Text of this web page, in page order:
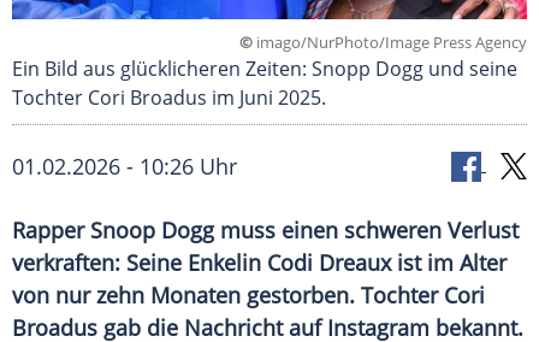
© imago/NurPhoto/Image Press Agency
Ein Bild aus glücklicheren Zeiten: Snopp Dogg und seine
Tochter Cori Broadus im Juni 2025.
01.02.2026 - 10:26 Uhr
Rapper Snoop Dogg muss einen schweren Verlust
verkraften: Seine Enkelin Codi Dreaux ist im Alter
von nur zehn Monaten gestorben. Tochter Cori
Broadus gab die Nachricht auf Instagram bekannt.